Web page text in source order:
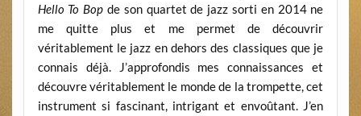
Hello To Bop de son quartet de jazz sorti en 2014 ne
me quitte plus et me permet de découvrir
véritablement le jazz en dehors des classiques que je
connais déjà. J’approfondis mes connaissances et
découvre véritablement le monde de la trompette, cet
instrument si fascinant, intrigant et envoûtant. J’en